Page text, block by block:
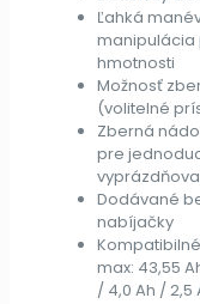
Ľahká
manipulácia
hmotnosti
Možnosť
(volitelné
Zberná
pre
Dodávané
nabíjačky
max: 43,55
/ 4,0 Ah / 2,5